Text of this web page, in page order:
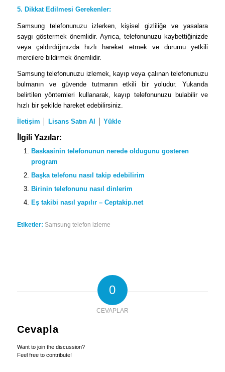
5. Dikkat Edilmesi Gerekenler:
Samsung telefonunuzu izlerken, kişisel gizliliğe ve yasalara
saygı göstermek önemlidir. Ayrıca, telefonunuzu kaybettiğinizde
veya çaldırdığınızda hızlı hareket etmek ve durumu yetkili
mercilere bildirmek önemlidir.
Samsung telefonunuzu izlemek, kayıp veya çalınan telefonunuzu
bulmanın ve güvende tutmanın etkili bir yoludur. Yukarıda
belirtilen yöntemleri kullanarak, kayıp telefonunuzu bulabilir ve
hızlı bir şekilde hareket edebilirsiniz.
İletişim Lisans Satın Al Yükle
İlgili Yazılar:
Baskasinin telefonunun nerede oldugunu gosteren
program
Başka telefonu nasıl takip edebilirim
Birinin telefonunu nasıl dinlerim
Eş takibi nasıl yapılır – Ceptakip.net
Etiketler: Samsung telefon izleme
0
CEVAPLAR
Cevapla
Want to join the discussion?
Feel free to contribute!